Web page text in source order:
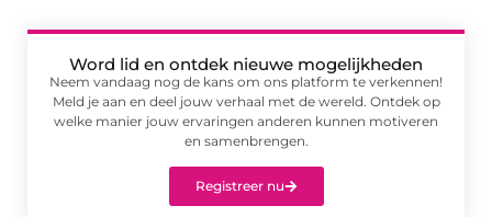
Word lid en ontdek nieuwe mogelijkheden
Neem vandaag nog de kans om ons platform te verkennen!
Meld je aan en deel jouw verhaal met de wereld. Ontdek op
welke manier jouw ervaringen anderen kunnen motiveren
en samenbrengen.
Registreer nu